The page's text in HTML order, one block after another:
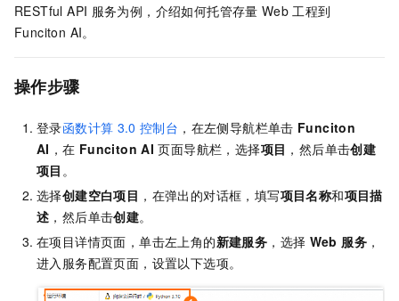
RESTful API 服务为例，介绍如何托管存量 Web 工程到
Funciton AI。
操作步骤
登录函数计算 3.0 控制台 ，在左侧导航栏单击 Funciton
AI ，在 Funciton AI 页面导航栏，选择项目 ，然后单击创建
项目 。
选择创建空白项目 ，在弹出的对话框，填写项目名称和项目描
述 ，然后单击创建。
在项目详情页面，单击左上角的新建服务 ，选择 Web 服务 ，
进入服务配置页面，设置以下选项。